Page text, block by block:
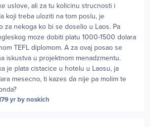
uslove, ali za tu kolicinu strucnosti i
koji treba uloziti na tom poslu, je
za nekoga ko bi se doselio u Laos. Pa
moze dobiti platu 1000-1500 dolara
TEFL diplomom. A za ovaj posao se
iskustva u projektnom menadzmentu.
je plata cistacice u hotelu u Laosu, ja
mesecno, ti kazes da nije pa molim te
9 yrby noskich